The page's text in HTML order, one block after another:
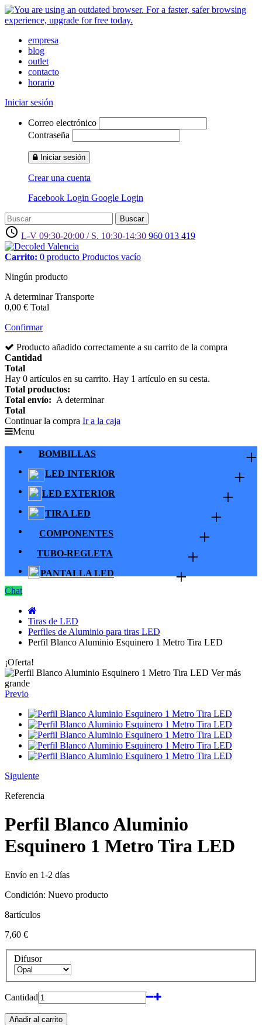
empresa
blog
outlet
contacto
horario
Iniciar sesión
Correo electrónico
Contraseña
Iniciar sesión
Crear una cuenta
Facebook Login Google Login
Buscar
access_time L-V 09:30-20:00 / S. 10:30-14:30 960 013 419
Carrito: 0 producto Productos vacío
Ningún producto
A determinarTransporte
0,00 € Total
Confirmar
Producto añadido correctamente a su carrito de la compra
Cantidad
Total
Hay 0 artículos en su carrito. Hay 1 artículo en su cesta.
Total productos:
Total envío: A determinar
Total
Continuar la compra Ir a la caja
Menu
BOMBILLAS +
LED INTERIOR +
LED EXTERIOR +
TIRA LED +
COMPONENTES +
TUBO-REGLETA +
PANTALLA LED +
Chat
Tiras de LED
Perfiles de Aluminio para tiras LED
Perfil Blanco Aluminio Esquinero 1 Metro Tira LED
¡Oferta!
Ver más
grande
Previo
Siguiente
Referencia
Perfil Blanco Aluminio
Esquinero 1 Metro Tira LED
Envío en 1-2 días
Condición: Nuevo producto
8artículos
7,60 €
Difusor
Cantidad
Añadir al carrito